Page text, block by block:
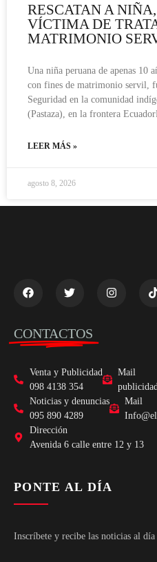
RESCATAN A
VÍCTIMA DE
MATRIMONIO
Una niña peruana de apenas 10
con fines de matrimonio servil,
Seguridad en la comunidad
(Pastaza), en la frontera
LEER MÁS »
agosto 8, 2026
CONTACTOS
Venta y Publicidad
098 4138 354
Mail
Noticias y denuncias
095 890 4289
Mail
Dirección
Avenida 6 calle entre 12 y 13
PONTE AL DÍA
Inscríbete y recibe las noticias al día